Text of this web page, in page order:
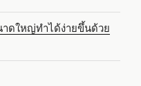
าดใหญ่ทำได้ง่ายขึ้นด้วย